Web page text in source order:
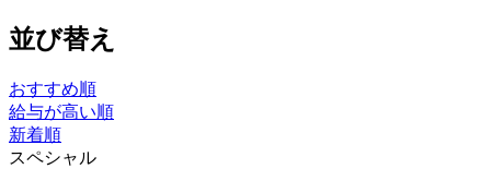
並び替え
おすすめ順
給与が高い順
新着順
スペシャル